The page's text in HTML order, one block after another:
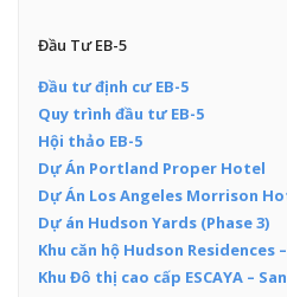
Đầu Tư EB-5
Đầu tư định cư EB-5
Quy trình đầu tư EB-5
Hội thảo EB-5
Dự Án Portland Proper Hotel
Dự Án Los Angeles Morrison
Dự án Hudson Yards (Phase 3)
Khu căn hộ Hudson Residences
Khu Đô thị cao cấp ESCAYA –